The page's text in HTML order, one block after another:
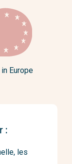
Europe
:
les